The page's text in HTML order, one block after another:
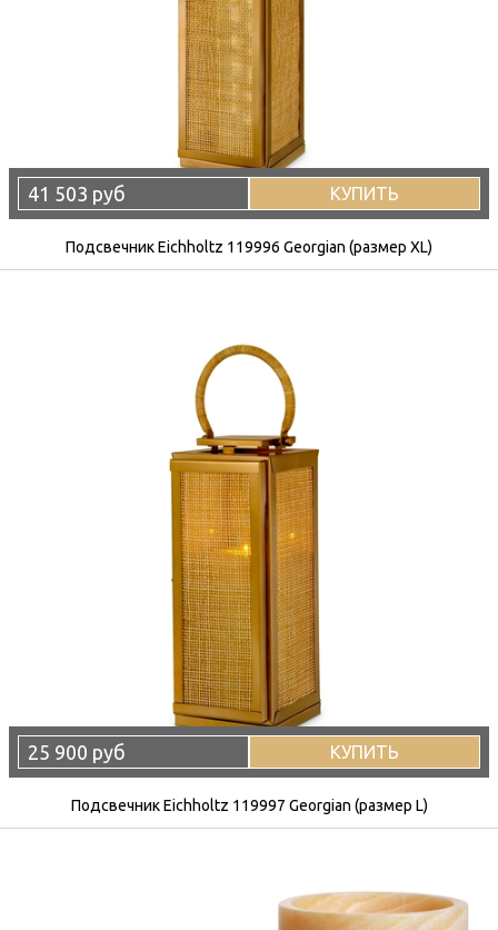
41 503 руб КУПИТЬ
Подсвечник Eichholtz 119996 Georgian (размер XL)
25 900 руб КУПИТЬ
Подсвечник Eichholtz 119997 Georgian (размер L)